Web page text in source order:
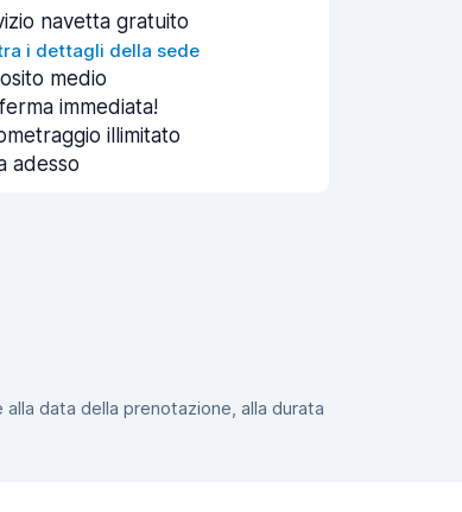
navetta gratuito
i dettagli della sede
medio
immediata!
illimitato
adesso
data della prenotazione, alla durata